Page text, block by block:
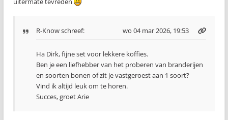
R-Knowschreef: wo 04 mar 2026, 19:53
Ha Dirk, fijne set voor lekkere koffies.
Ben je een liefhebber van het proberen van branderijen
en soorten bonen of zit je vastgeroest aan 1 soort?
Vind ik altijd leuk om te horen.
Succes, groet Arie